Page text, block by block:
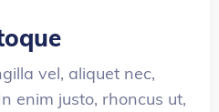
vel, aliquet nec,
enim justo, rhoncus ut,